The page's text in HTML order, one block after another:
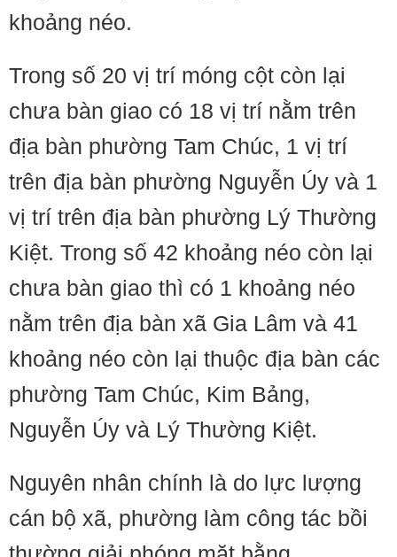
khoảng néo.
Trong số 20 vị trí móng cột còn lại
chưa bàn giao có 18 vị trí nằm trên
địa bàn phường Tam Chúc, 1 vị trí
trên địa bàn phường Nguyễn Úy và 1
vị trí trên địa bàn phường Lý Thường
Kiệt. Trong số 42 khoảng néo còn lại
chưa bàn giao thì có 1 khoảng néo
nằm trên địa bàn xã Gia Lâm và 41
khoảng néo còn lại thuộc địa bàn các
phường Tam Chúc, Kim Bảng,
Nguyễn Úy và Lý Thường Kiệt.
Nguyên nhân chính là do lực lượng
cán bộ xã, phường làm công tác bồi